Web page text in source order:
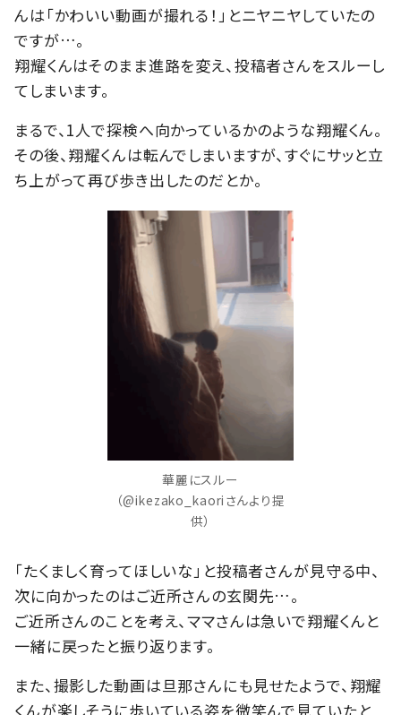
んは「かわいい動画が撮れる！」とニヤニヤしていたの
ですが…。
翔耀くんはそのまま進路を変え、投稿者さんをスルーし
てしまいます。
まるで、1人で探検へ向かっているかのような翔耀くん。
その後、翔耀くんは転んでしまいますが、すぐにサッと立
ち上がって再び歩き出したのだとか。
華麗にスルー
（@ikezako_kaoriさんより提
供）
「たくましく育ってほしいな」と投稿者さんが見守る中、
次に向かったのはご近所さんの玄関先…。
ご近所さんのことを考え、ママさんは急いで翔耀くんと
一緒に戻ったと振り返ります。
また、撮影した動画は旦那さんにも見せたようで、翔耀
くんが楽しそうに歩いている姿を微笑んで見ていたと